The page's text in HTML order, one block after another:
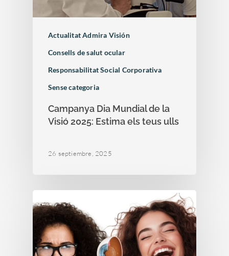
Actualitat Admira Visión
Consells de salut ocular
Responsabilitat Social Corporativa
Sense categoria
Campanya Dia Mundial de la
Visió 2025: Estima els teus ulls
26 septiembre, 2025
Otras…
Sesiones clínicas